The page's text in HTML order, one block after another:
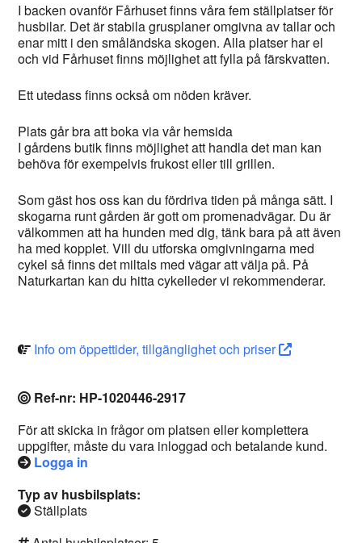
I backen ovanför Fårhuset finns våra fem ställplatser för
husbilar. Det är stabila grusplaner omgivna av tallar och
enar mitt i den småländska skogen. Alla platser har el
och vid Fårhuset finns möjlighet att fylla på färskvatten.
Ett utedass finns också om nöden kräver.
Plats går bra att boka via vår hemsida
I gårdens butik finns möjlighet att handla det man kan
behöva för exempelvis frukost eller till grillen.
Som gäst hos oss kan du fördriva tiden på många sätt. I
skogarna runt gården är gott om promenadvägar. Du är
välkommen att ha hunden med dig, tänk bara på att även
ha med kopplet. Vill du utforska omgivningarna med
cykel så finns det miltals med vägar att välja på. På
Naturkartan kan du hitta cykelleder vi rekommenderar.
Info om öppettider, tillgänglighet och priser
Ref-nr: HP-1020446-2917
För att skicka in frågor om platsen eller komplettera
uppgifter, måste du vara inloggad och betalande kund.
Logga in
Typ av husbilsplats:
Ställplats